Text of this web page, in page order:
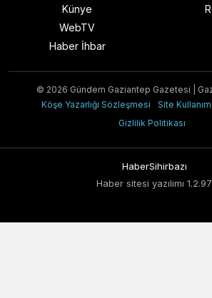
Künye
WebTV
Haber İhbar
© 2026 Gündem Gaziantep Gazetesi |
Köşe Yazarlığı Sözleşmesi
Site
Gizlilik Politikası
HaberSihirbazı
Haber sitesi yazılımı 1.2.97